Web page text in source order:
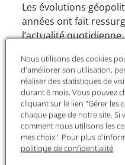
Les évolutions
années ont fait
l’actualité
de l’économie-
impératif de penser
politiques et
globalisation en
Cette séance du
de revenir en détail
Nous utilisons des cookies
d'améliorer son utilisation,
réaliser des statistiques de
durant 6 mois. Vous pouvez
cliquant sur le lien "Gérer les
chaque page de notre site. Si
comment nous utilisons les
mes choix". Pour plus
politique de confidentialité.